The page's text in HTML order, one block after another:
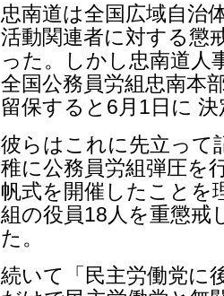
忠南道は全国広域自治
活動関連者に対する懲
った。しかし忠南道人
全国公務員労組忠南本
留保すると6月1日に
彼らはこれに先立って
稚に公務員労組弾圧を
帆式を開催したことを
組の役員18人を重懲戒
た。
続いて「民主労働党に